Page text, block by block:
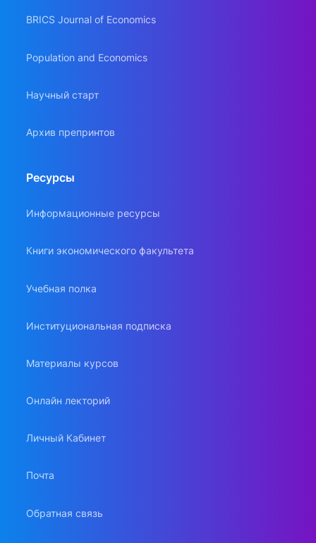
BRICS Journal of Economics
Population and Economics
Научный старт
Архив препринтов
Ресурсы
Информационные ресурсы
Книги экономического факультета
Учебная полка
Институциональная подписка
Материалы курсов
Онлайн лекторий
Личный Кабинет
Почта
Обратная связь